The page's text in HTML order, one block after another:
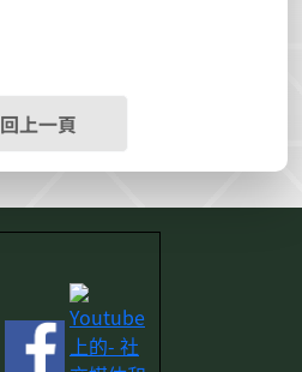
回上一頁